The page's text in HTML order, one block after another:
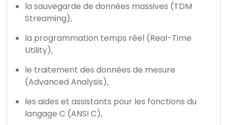
la sauvegarde de données massives (TDM
Streaming),
la programmation temps réel (Real-Time
Utility),
le traitement des données de mesure
(Advanced Analysis),
les aides et assistants pour les fonctions du
langage C (ANSI C),